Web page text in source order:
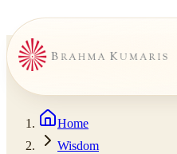
Home
Wisdom